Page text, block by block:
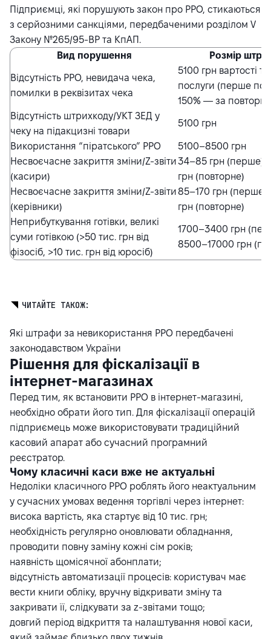
Підприємці, які порушують закон про РРО, стикаються
з серйозними санкціями, передбаченими розділом V
Закону №265/95-ВР та КпАП .
Вид порушення
Розмір
Відсутність РРО, невидача чека,
помилки в реквізитах чека
5100 грн вартості
послуги (перше
150% — за повторне
Відсутність штрихкоду/УКТ ЗЕД у
чеку на підакцизні товари
5100 грн
Використання “піратського” РРО
5100–8500 грн
Несвоєчасне закриття зміни/Z-звіти
(касири)
34–85 грн (перше);
грн (повторне)
Несвоєчасне закриття зміни/Z-звіти
(керівники)
85–170 грн
грн (повторне)
Неприбуткування готівки, великі
суми готівкою (>50 тис. грн від
фізосіб, >10 тис. грн від юросіб)
1700–3400 грн
8500–17000 грн
ЧИТАЙТЕ ТАКОЖ:
Які штрафи за невикористання РРО передбачені
законодавством України
Рішення для фіскалізації в
інтернет-магазинах
Перед тим, як встановити РРО в інтернет-магазині,
необхідно обрати його тип. Для фіскалізації операцій
підприємець може використовувати традиційний
касовий апарат або сучасний програмний
реєстратор.
Чому класичні каси вже не актуальні
Недоліки класичного РРО роблять його неактуальним
у сучасних умовах ведення торгівлі через інтернет:
висока вартість, яка стартує від 10 тис. грн;
необхідність регулярно оновлювати обладнання,
проводити повну заміну кожні сім років;
наявність щомісячної абонплати;
відсутність автоматизації процесів: користувач має
вести книги обліку, вручну відкривати зміну та
закривати її, слідкувати за z-звітами тощо;
довгий період відкриття та налаштування нової каси,